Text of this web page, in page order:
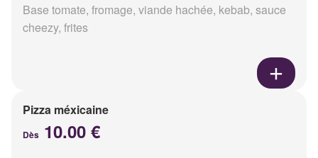
Base tomate, fromage, viande hachée, kebab, sauce
cheezy, frites
Pizza méxicaine
Dès 10.00 €